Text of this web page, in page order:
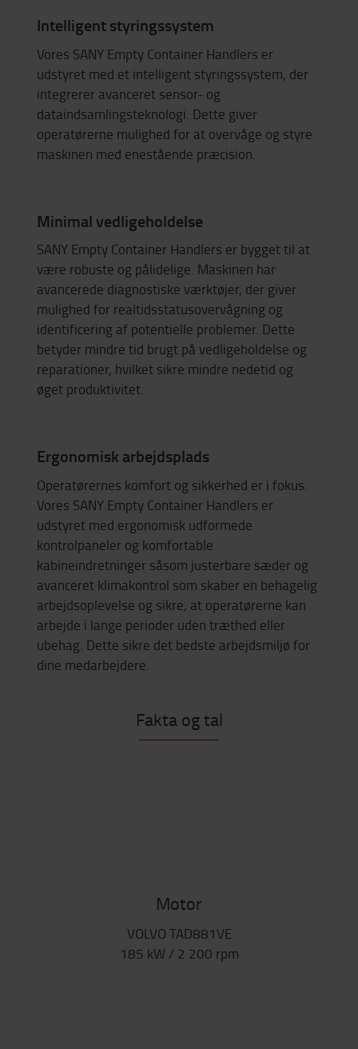
Intelligent styringssystem
Vores SANY Empty Container Handlers er
udstyret med et intelligent styringssystem, der
integrerer avanceret sensor- og
dataindsamlingsteknologi. Dette giver
operatørerne mulighed for at overvåge og styre
maskinen med enestående præcision.
Minimal vedligeholdelse
SANY Empty Container Handlers er bygget til at
være robuste og pålidelige. Maskinen har
avancerede diagnostiske værktøjer, der giver
mulighed for realtidsstatusovervågning og
identificering af potentielle problemer. Dette
betyder mindre tid brugt på vedligeholdelse og
reparationer, hvilket sikre mindre nedetid og
øget produktivitet.
Ergonomisk arbejdsplads
Operatørernes komfort og sikkerhed er i fokus.
Vores SANY Empty Container Handlers er
udstyret med ergonomisk udformede
kontrolpaneler og komfortable
kabineindretninger såsom justerbare sæder og
avanceret klimakontrol som skaber en behagelig
arbejdsoplevelse og sikre, at operatørerne kan
arbejde i lange perioder uden træthed eller
ubehag. Dette sikre det bedste arbejdsmiljø for
dine medarbejdere.
Fakta og tal
Motor
VOLVO TAD881VE
185 kW / 2 200 rpm